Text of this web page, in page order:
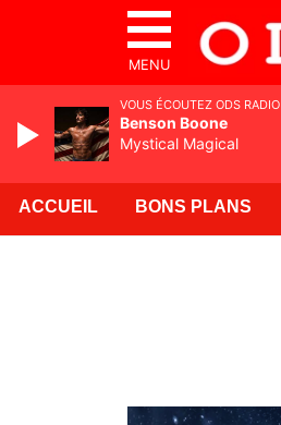
MENU
ACCUEIL BONS PLANS
VOUS ÉCOUTEZ ODS RADIO
Benson Boone
Mystical Magical